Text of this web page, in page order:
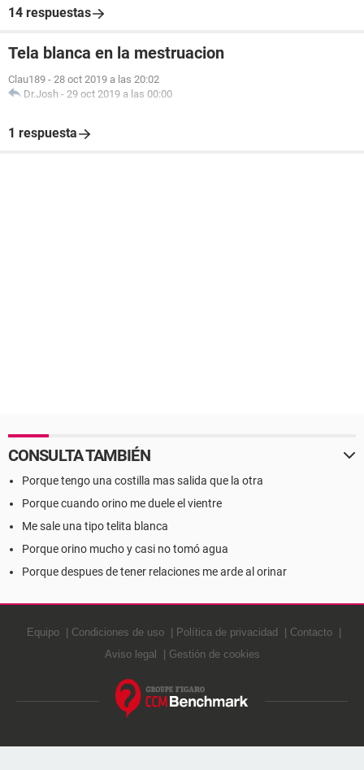
14 respuestas
Tela blanca en la mestruacion
Clau189 - 28 oct 2019 a las 20:02
Dr.Josh - 29 oct 2019 a las 00:00
1 respuesta
CONSULTA TAMBIÉN
Porque tengo una costilla mas salida que la otra
Porque cuando orino me duele el vientre
Me sale una tipo telita blanca
Porque orino mucho y casi no tomó agua
Porque despues de tener relaciones me arde al orinar
Equipo Condiciones de uso Política de privacidad
Contacto
Aviso legal
Gestión de cookies